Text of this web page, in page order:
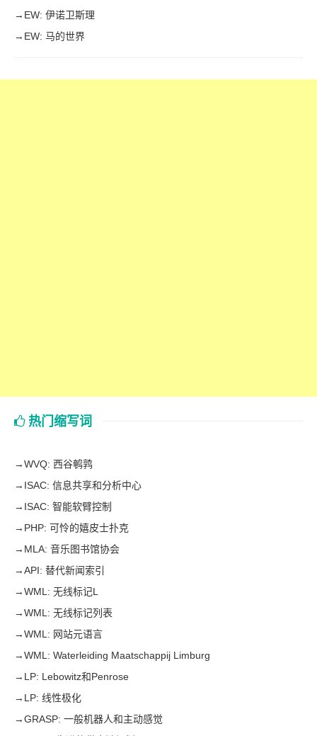
→ EW: 伊诺卫斯理
→ EW: 马的世界
热门缩写词
→WVQ: 西谷鹌鹑
→ ISAC: 信息共享和分析中心
→ ISAC: 智能软臂控制
→ PHP: 可怜的嬉皮士扑克
→ MLA: 音乐图书馆协会
→API: 替代新闻索引
→WML: 无线标记L
→WML: 无线标记列表
→WML: 网站元语言
→WML: Waterleiding Maatschappij Limburg
→ LP: Lebowitz和Penrose
→ LP: 线性极化
→GRASP: 一般机器人和主动感觉